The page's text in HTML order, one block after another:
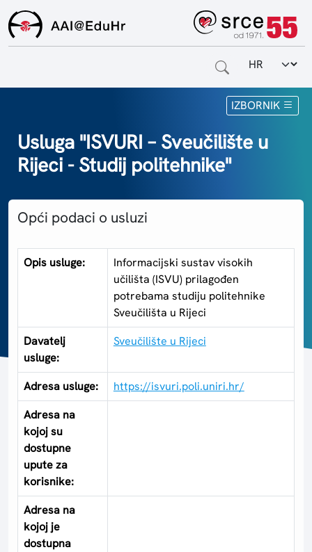
Odabir
IZBORNIK
Za krajnje korisnike
Za davatelje usluga
Za matične ustanove
Kontakt
Usluga "ISVURI – Sveučilište u
Rijeci - Studij politehnike"
Opći podaci o usluzi
Opis usluge:
Informacijski sustav visokih
učilišta (ISVU) prilagođen
potrebama studiju politehnike
Sveučilišta u Rijeci
Davatelj
usluge:
Sveučilište u Rijeci
Adresa usluge:
https://isvuri.poli.uniri.hr/
Adresa na
kojoj su
dostupne
upute za
korisnike:
Adresa na
kojoj je
dostupna